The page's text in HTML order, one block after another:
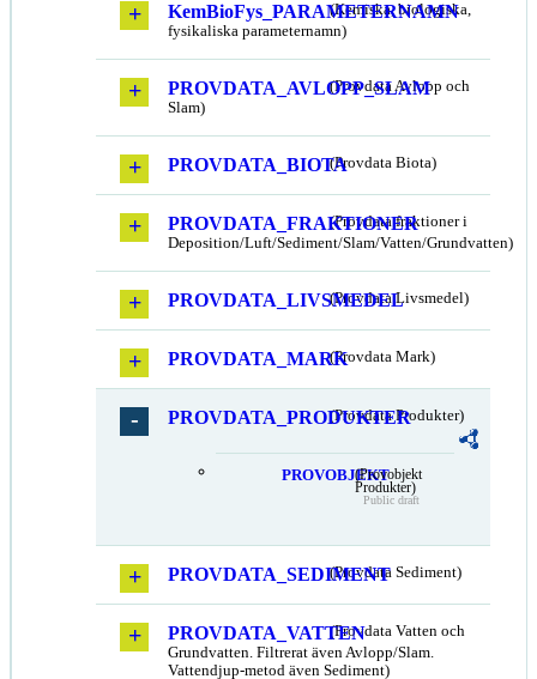
KemBioFys_PARAMETERNAMN
(Kemiska, biologiska,
fysikaliska parameternamn)
PROVDATA_AVLOPP_SLAM
(Provdata Avlopp och
Slam)
PROVDATA_BIOTA(Provdata Biota)
PROVDATA_FRAKTIONER
(Provdata fraktioner i
Deposition/Luft/Sediment/Slam/Vatten/Grundvatten)
PROVDATA_LIVSMEDEL
(Provdata Livsmedel)
PROVDATA_MARK(Provdata Mark)
PROVDATA_PRODUKTER
(Provdata Produkter)
PROVOBJEKT(Provobjekt
Produkter)
Public draft
PROVDATA_SEDIMENT(Provdata Sediment)
PROVDATA_VATTEN(Provdata Vatten och
Grundvatten. Filtrerat även Avlopp/Slam.
Vattendjup-metod även Sediment)